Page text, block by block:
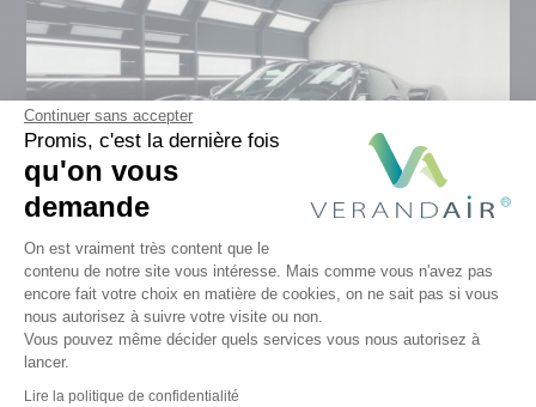
Continuer sans accepter
Promis, c'est la dernière fois
qu'on vous
demande
Plateforme de Gestion du
On est vraiment très content que le
contenu de notre site vous intéresse. Mais comme vous n'avez pas
encore fait votre choix en matière de cookies, on ne sait pas si vous
nous autorisez à suivre votre visite ou non.
Vous pouvez même décider quels services vous nous autorisez à
lancer.
Lire la politique de confidentialité
Axeptio consent
TunnelGenius